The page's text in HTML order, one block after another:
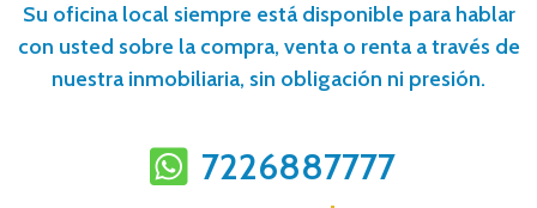
Su oficina local siempre está disponible para hablar
con usted sobre la compra, venta o renta a través de
nuestra inmobiliaria, sin obligación ni presión.
7226887777